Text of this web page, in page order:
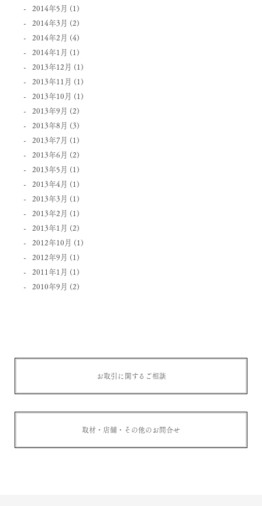
2014年5月 (1)
2014年3月 (2)
2014年2月 (4)
2014年1月 (1)
2013年12月 (1)
2013年11月 (1)
2013年10月 (1)
2013年9月 (2)
2013年8月 (3)
2013年7月 (1)
2013年6月 (2)
2013年5月 (1)
2013年4月 (1)
2013年3月 (1)
2013年2月 (1)
2013年1月 (2)
2012年10月 (1)
2012年9月 (1)
2011年1月 (1)
2010年9月 (2)
お取引に関するご相談
取材・店舗・その他のお問合せ